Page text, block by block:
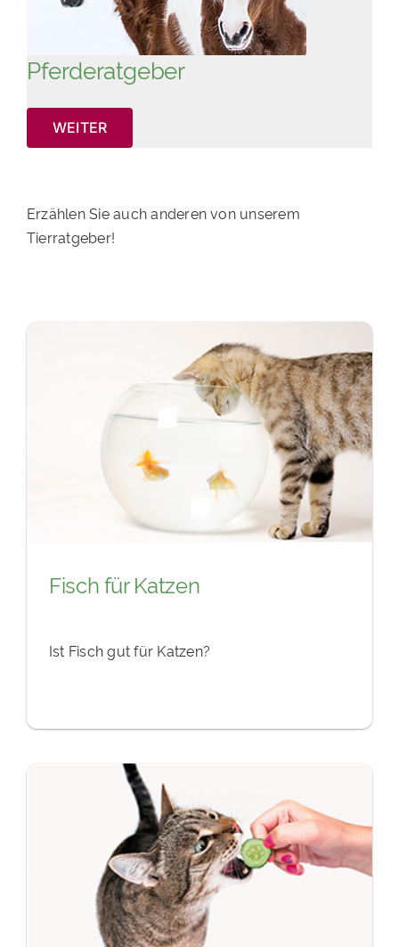
Pferderatgeber
WEITER
Erzählen Sie auch anderen von unserem
Tierratgeber!
Fisch für Katzen
Ist Fisch gut für Katzen?